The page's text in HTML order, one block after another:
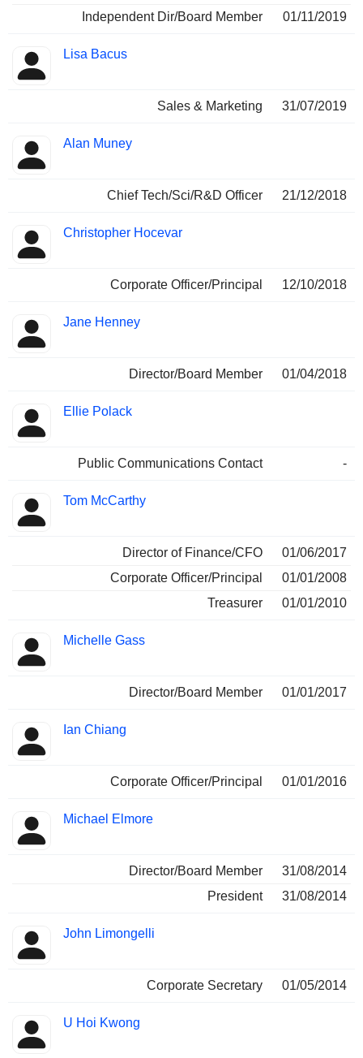
Independent Dir/Board Member
01/11/2019
Lisa Bacus
Sales & Marketing 31/07/2019
Alan Muney
Chief Tech/Sci/R&D Officer 21/12/2018
Christopher Hocevar
Corporate Officer/Principal 12/10/2018
Jane Henney
Director/Board Member 01/04/2018
Ellie Polack
Public Communications Contact -
Tom McCarthy
Director of Finance/CFO
01/06/2017
Corporate Officer/Principal
01/01/2008
Treasurer
01/01/2010
Michelle Gass
Director/Board Member 01/01/2017
Ian Chiang
Corporate Officer/Principal 01/01/2016
Michael Elmore
Director/Board Member
31/08/2014
President
31/08/2014
John Limongelli
Corporate Secretary 01/05/2014
U Hoi Kwong